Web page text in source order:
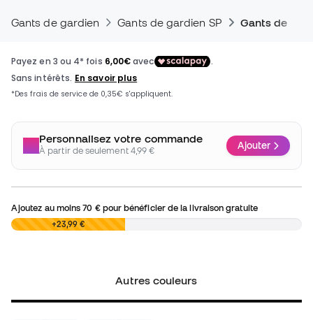
Gants de gardien Gants de gardien SP Gants de
Personnalisez votre commande
À partir de seulement 4,99 € Ajouter
Ajoutez au moins70 €pour bénéficier de la livraison gratuite
0,00 € +23,99 €
Autres couleurs